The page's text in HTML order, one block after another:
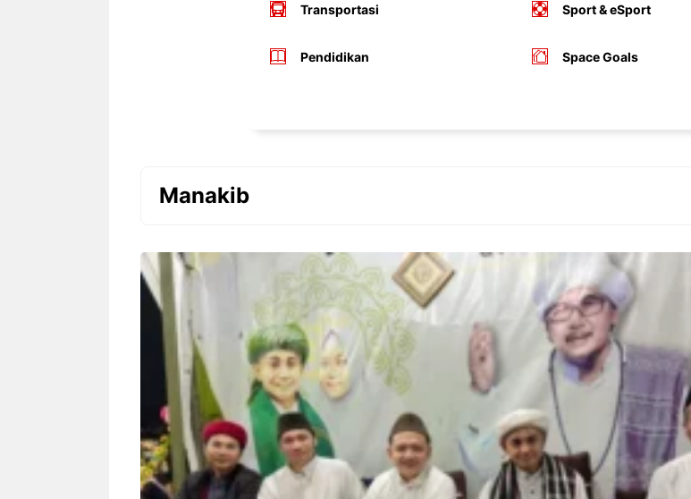
Transportasi
Pendidikan
Sport & eSport
Space Goals
Manakib
Siapa sangka, dua nama besar di
dunia hiburan, Nunung Srimulat
dan Vicky Prasetyo, kini merambah
dunia kuliner dengan membuka
Bandung – Menyambut pergantian
tahun 2026, restoran all you can
eat Kakkoii All You Can Eat
Bandung menghadirkan
penawaran spesial ...
Pernah gak sih
ngerjain sesuatu
iseng, eh ternyata
peluang bisnis yang
menguntungkan?